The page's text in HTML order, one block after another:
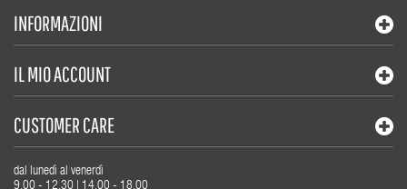
INFORMAZIONI
IL MIO ACCOUNT
CUSTOMER CARE
dal lunedì al venerdì
9.00 - 12.30 | 14.00 - 18.00